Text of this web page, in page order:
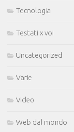
Tecnologia
Testati x voi
Uncategorized
Varie
Video
Web dal mondo